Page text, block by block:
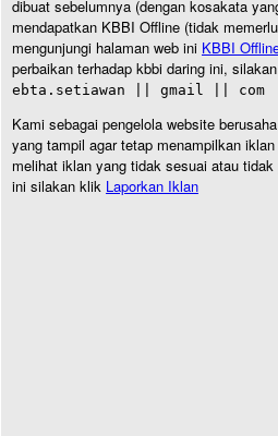
dibuat sebelumnya (dengan kosakata
mendapatkan KBBI Offline (tidak
mengunjungi halaman web ini KBBI
perbaikan terhadap kbbi daring ini,
ebta.setiawan || gmail || com
Kami sebagai pengelola website
yang tampil agar tetap menampilkan
melihat iklan yang tidak sesuai atau
ini silakan klik Laporkan Iklan